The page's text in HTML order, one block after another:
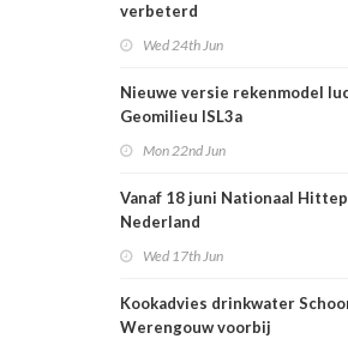
verbeterd
Wed 24th Jun
Nieuwe versie rekenmodel
Geomilieu ISL3a
Mon 22nd Jun
Vanaf 18 juni Nationaal
Nederland
Wed 17th Jun
Kookadvies drinkwater
Werengouw voorbij